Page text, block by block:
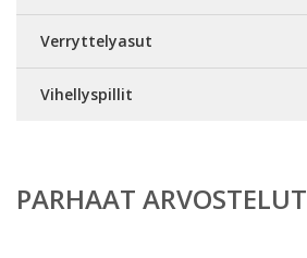
Verryttelyasut
Vihellyspillit
PARHAAT ARVOSTELUT